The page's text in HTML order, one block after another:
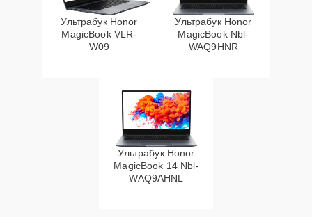
Ультрабук Honor
MagicBook VLR-
W09
Ультрабук Honor
MagicBook Nbl-
WAQ9HNR
Ультрабук Honor
MagicBook 14 Nbl-
WAQ9AHNL